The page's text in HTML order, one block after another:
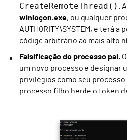
CreateRemoteThread() .
winlogon.exe, ou qualquer
AUTHORITY\SYSTEM, e terá
código arbitrário ao mais alto
Falsificação do processo pai.
um novo processo e designar
privilégios como seu processo
processo filho herde o token